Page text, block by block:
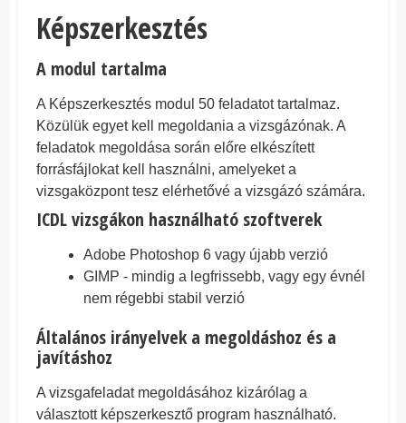
Képszerkesztés
A modul tartalma
A Képszerkesztés modul 50 feladatot tartalmaz.
Közülük egyet kell megoldania a vizsgázónak. A
feladatok megoldása során előre elkészített
forrásfájlokat kell használni, amelyeket a
vizsgaközpont tesz elérhetővé a vizsgázó számára.
ICDL vizsgákon használható szoftverek
Adobe Photoshop 6 vagy újabb verzió
GIMP - mindig a legfrissebb, vagy egy évnél
nem régebbi stabil verzió
Általános irányelvek a megoldáshoz és a
javításhoz
A vizsgafeladat megoldásához kizárólag a
választott képszerkesztő program használható.